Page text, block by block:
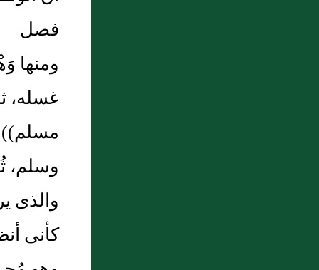
فصل
ومنها
غسله،
مسلم))
وسلم،
والذى
كأنى